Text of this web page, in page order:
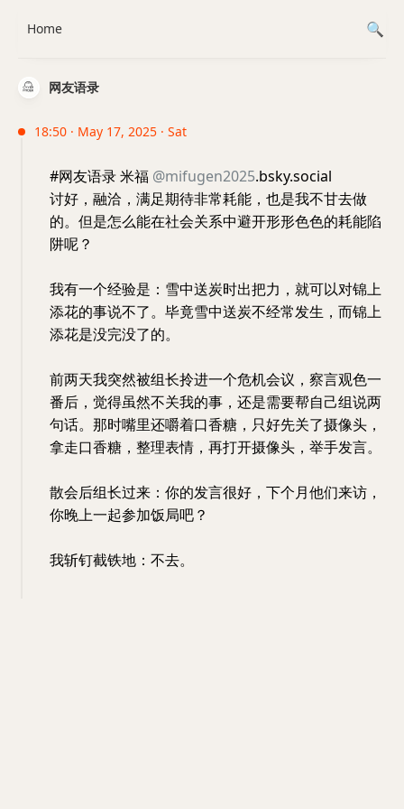
网友语录
18:50 · May 17, 2025 · Sat
#网友语录 米福 @mifugen2025.bsky.social
讨好，融洽，满足期待非常耗能，也是我不甘去做
的。但是怎么能在社会关系中避开形形色色的耗能陷
阱呢？
我有一个经验是：雪中送炭时出把力，就可以对锦上
添花的事说不了。毕竟雪中送炭不经常发生，而锦上
添花是没完没了的。
前两天我突然被组长拎进一个危机会议，察言观色一
番后，觉得虽然不关我的事，还是需要帮自己组说两
句话。那时嘴里还嚼着口香糖，只好先关了摄像头，
拿走口香糖，整理表情，再打开摄像头，举手发言。
散会后组长过来：你的发言很好，下个月他们来访，
你晚上一起参加饭局吧？
我斩钉截铁地：不去。
Home